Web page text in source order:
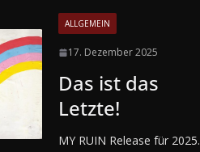
ALLGEMEIN
17. Dezember 2025
Das ist das
Letzte!
MY RUIN Release für 2025.